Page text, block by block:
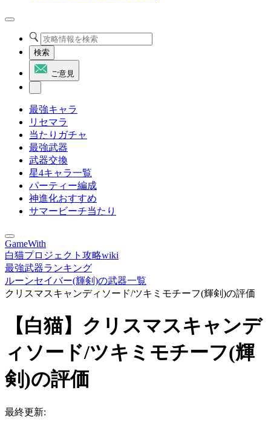
検索
ご意見
最強キャラ
リセマラ
当たりガチャ
最強武器
武器交換
星4キャラ一覧
パーティー編成
神進化おすすめ
サマービーチ当たり
GameWith
白猫プロジェクト攻略wiki
最強武器ランキング
ルーンセイバー(輝剣)の武器一覧
クリスマスキャンディソード/ツキミモチーフ(輝剣)の評価
【白猫】クリスマスキャンデ
ィソード/ツキミモチーフ(輝
剣)の評価
最終更新: